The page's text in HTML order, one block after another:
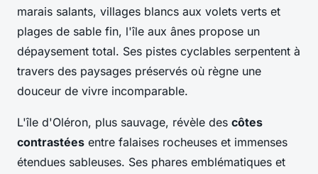
marais salants, villages blancs aux volets verts et
plages de sable fin, l'île aux ânes propose un
dépaysement total. Ses pistes cyclables serpentent à
travers des paysages préservés où règne une
douceur de vivre incomparable.
L'île d'Oléron, plus sauvage, révèle des côtes
contrastées entre falaises rocheuses et immenses
étendues sableuses. Ses phares emblématiques et